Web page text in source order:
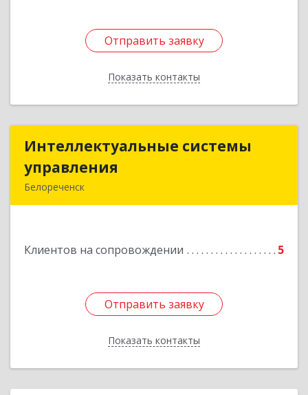
Отправить заявку
Показать контакты
Отправить заявку
Назад
Интеллектуальные системы
управления
Белореченск
Клиентов на сопровождении 5
Отправить заявку
Показать контакты
Интеллектуальные системы
Подробнее
Отправить заявку
Назад